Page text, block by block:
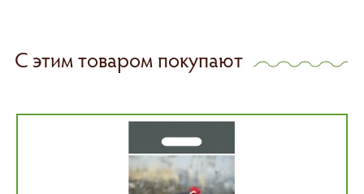
С этим товаром покупают